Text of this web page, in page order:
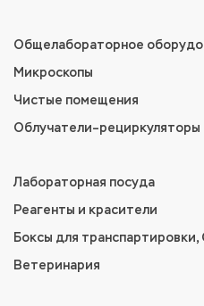
Общелабораторное
Микроскопы
Чистые помещения
Облучатели–рециркуляторы
Лабораторная посуда
Реагенты и красители
Боксы для
Ветеринария